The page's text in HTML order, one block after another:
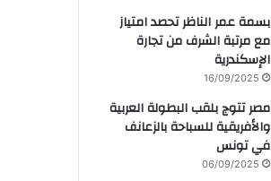
بسمة عمر الناظر تحصد امتياز
مع مرتبة الشرف من تجارة
الإسكندرية
16/09/2025
مصر تتوج بلقب البطولة العربية
والأفريقية للسباحة بالزعانف
في تونس
06/09/2025